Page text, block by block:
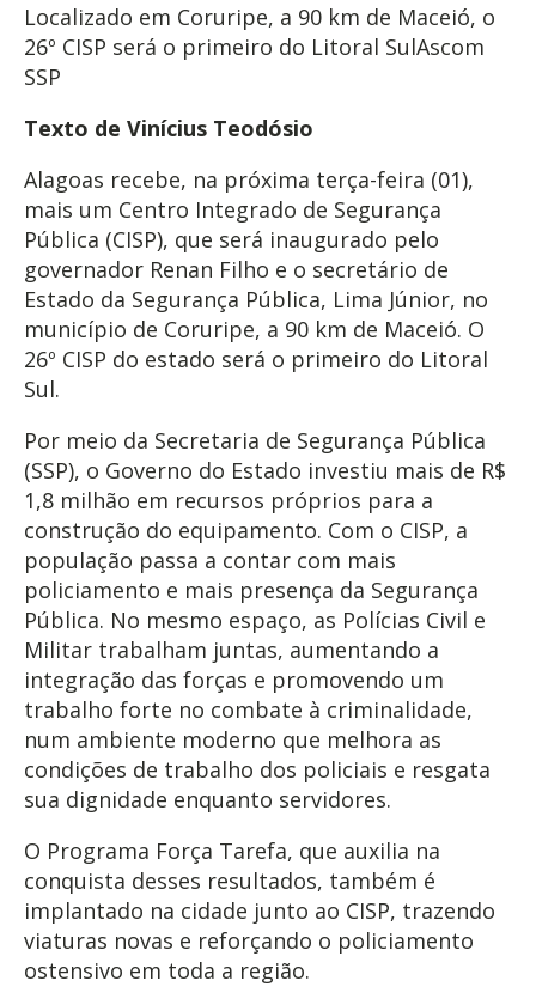
Localizado em Coruripe, a 90 km de Maceió, o
26º CISP será o primeiro do Litoral SulAscom
SSP
Texto de Vinícius Teodósio
Alagoas recebe, na próxima terça-feira (01),
mais um Centro Integrado de Segurança
Pública (CISP), que será inaugurado pelo
governador Renan Filho e o secretário de
Estado da Segurança Pública, Lima Júnior, no
município de Coruripe, a 90 km de Maceió. O
26º CISP do estado será o primeiro do Litoral
Sul.
Por meio da Secretaria de Segurança Pública
(SSP), o Governo do Estado investiu mais de R$
1,8 milhão em recursos próprios para a
construção do equipamento. Com o CISP, a
população passa a contar com mais
policiamento e mais presença da Segurança
Pública. No mesmo espaço, as Polícias Civil e
Militar trabalham juntas, aumentando a
integração das forças e promovendo um
trabalho forte no combate à criminalidade,
num ambiente moderno que melhora as
condições de trabalho dos policiais e resgata
sua dignidade enquanto servidores.
O Programa Força Tarefa, que auxilia na
conquista desses resultados, também é
implantado na cidade junto ao CISP, trazendo
viaturas novas e reforçando o policiamento
ostensivo em toda a região.